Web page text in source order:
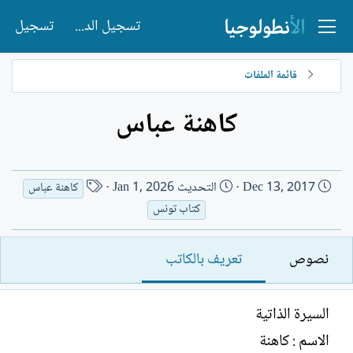
تسجيل الدخول تسجيل
قائمة الملفات
كاهنة عباس
ت
ر
ي
خ
ا
إ
ن
Dec 13, 2017 التحديث Jan 1, 2026
ا
م
ا
ك
كاهنة عباس
كتاب تونس
نصوص تعريف بالكاتب
السيرة الذاتية
الاسم : كاهنة